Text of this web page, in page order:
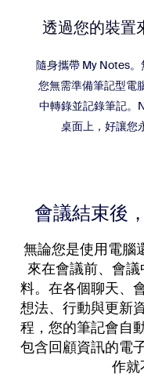
透過您的裝置
隨身攜帶 My Notes
您無需準備筆記型電
中轉錄並記錄筆記。
桌面上，好讓您
會議結束後
無論您是使用電腦
來在會議前、會
料。在各個聊天、
想法、行動與更新
程，您的筆記會自
包含回顧資訊的電
作就